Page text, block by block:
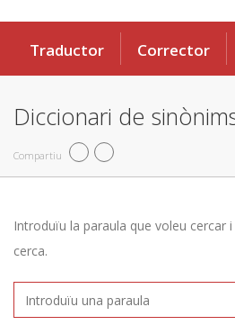
Traductor Corrector
Diccionari de
Compartiu
Introduïu la paraula que voleu cercar
cerca.